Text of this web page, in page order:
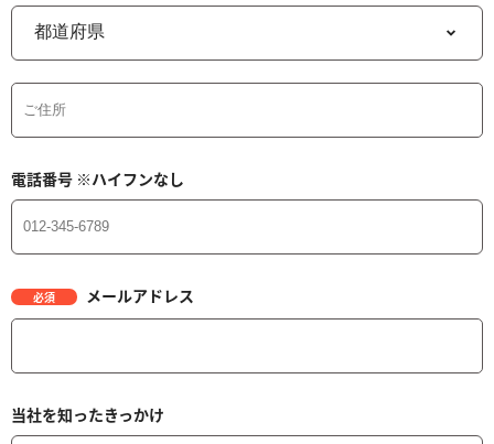
電話番号 ※ハイフンなし
必須 メールアドレス
当社を知ったきっかけ